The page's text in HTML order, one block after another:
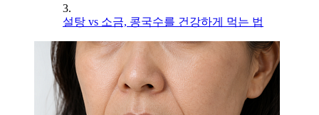
3.
설탕 vs 소금, 콩국수를 건강하게 먹는 법